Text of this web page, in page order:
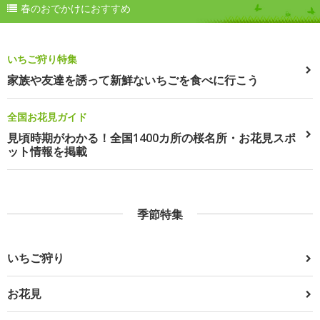
春のおでかけにおすすめ
いちご狩り特集
家族や友達を誘って新鮮ないちごを食べに行こう
全国お花見ガイド
見頃時期がわかる！全国1400カ所の桜名所・お花見スポ
ット情報を掲載
季節特集
いちご狩り
お花見